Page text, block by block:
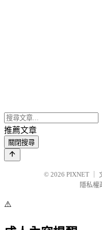
推薦文章
關閉搜尋
© 2026 PIXNET
隱私權
⚠️